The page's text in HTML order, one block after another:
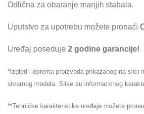
Odlična za obaranje manjih stabala.
Uputstvo za upotrebu možete pronaći
Uređaj poseduje 2 godine garancije!
*Izgled i oprema proizvoda prikazanog na slici
stvarnog modela. Slike su informativnog
**Tehničke karakteristike uređaja možete